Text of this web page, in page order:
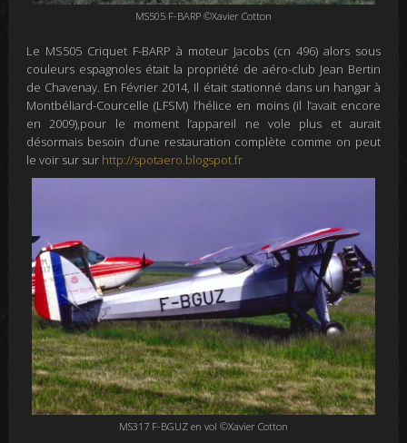
MS505 F-BARP ©Xavier Cotton
Le MS505 Criquet F-BARP à moteur Jacobs(cn 496) alors sous
couleurs espagnoles était la propriété de aéro-club Jean Bertin
de Chavenay. En Février 2014, Il était stationné dans un hangar à
Montbéliard-Courcelle (LFSM) l’hélice en moins (il l’avait encore
en 2009),pour le moment l’appareil ne vole plus et aurait
désormais besoin d’une restauration complète comme on peut
le voir sur sur http://spotaero.blogspot.fr
MS317 F-BGUZ en vol ©Xavier Cotton